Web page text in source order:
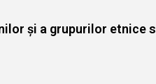
și a grupurilor etnice